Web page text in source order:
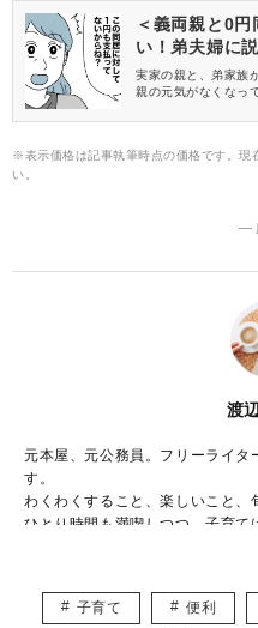
に注目。無香タイプ
で、おすすめの防虫
＜義両親と0
い！弟夫婦に
実家の親と、弟家族
親の元気がなくなっ
※表示価格は記事執筆時点の価格です。現
い。
―
渡
元本屋、元公務員。フリーライ
す。
わくわくすること、楽しいこと、
ひとり時間も満喫しつつ、子育
主婦・ママ・大人女子のみなさ
お届けしていきます。
子育て 便利